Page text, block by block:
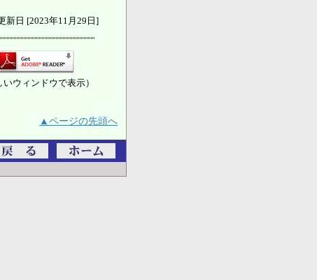
新日 [2023年11月29日]
いウィンドウで表示）
▲ページの先頭へ